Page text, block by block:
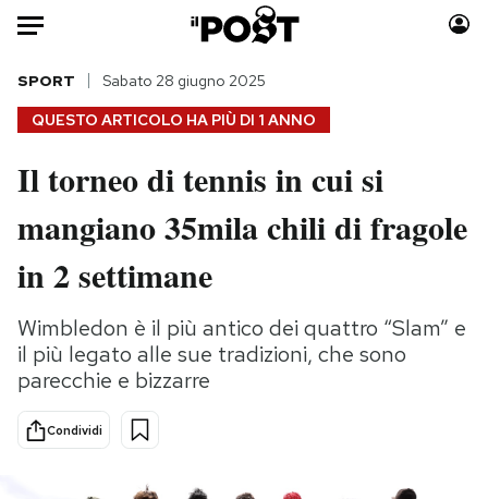
Auto
HOME
Italia
Politica
Tecnologia
Scienza
Cultura
Sport
Moda
Consumismi
Media
Europa
QUESTO ARTICOLO HA PIÙ DI 1 ANNO
SPORT Sabato 28 giugno 2025
Il torneo di tennis in cui si
mangiano 35mila chili di fragole
in 2 settimane
Wimbledon è il più antico dei quattro “Slam” e
il più legato alle sue tradizioni, che sono
parecchie e bizzarre
Condividi